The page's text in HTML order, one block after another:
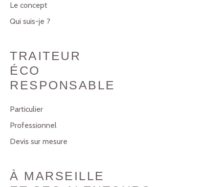
Le concept
Qui suis-je ?
TRAITEUR
ÉCO
RESPONSABLE
Particulier
Professionnel
Devis sur mesure
À MARSEILLE